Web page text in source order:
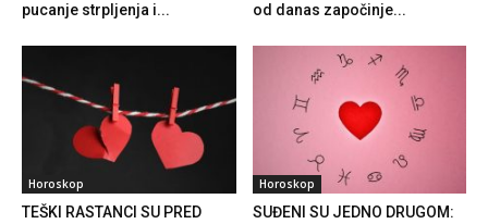
pucanje strpljenja i...
od danas započinje...
Horoskop
TEŠKI RASTANCI SU PRED
Horoskop
SUĐENI SU JEDNO DRUGOM: